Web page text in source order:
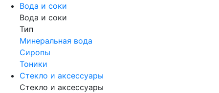
Вода и соки
Вода и соки
Тип
Минеральная вода
Сиропы
Тоники
Стекло и аксессуары
Стекло и аксессуары